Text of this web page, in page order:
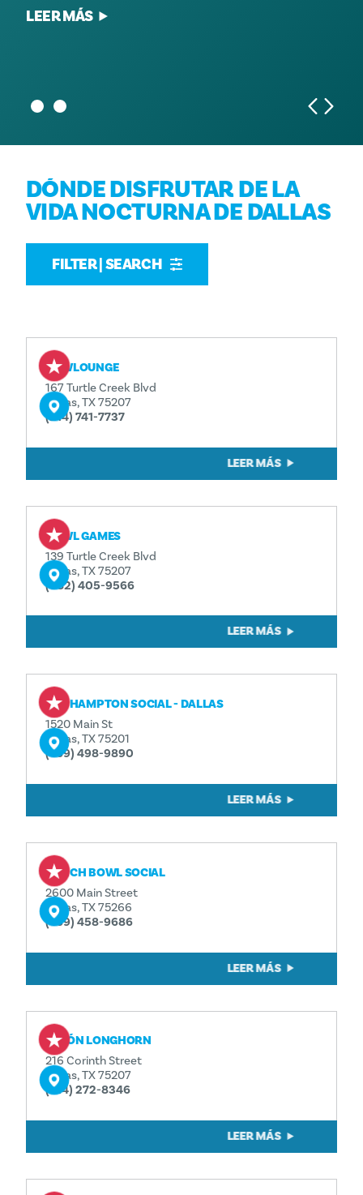
medida que visita los restaurantes de la Milla. Considere
la experiencia como...
LEER MÁS
DÓNDE DISFRUTAR DE LA
VIDA NOCTURNA DE DALLAS
FILTER | SEARCH
BOWLOUNGE
167 Turtle Creek Blvd
Dallas, TX 75207
(214) 741-7737
LEER MÁS
BOWL GAMES
139 Turtle Creek Blvd
Dallas, TX 75207
(682) 405-9566
LEER MÁS
THE HAMPTON SOCIAL - DALLAS
1520 Main St
Dallas, TX 75201
(469) 498-9890
LEER MÁS
PUNCH BOWL SOCIAL
2600 Main Street
Dallas, TX 75266
(469) 458-9686
LEER MÁS
SALÓN LONGHORN
216 Corinth Street
Dallas, TX 75207
(214) 272-8346
LEER MÁS